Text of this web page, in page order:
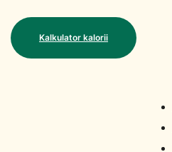
Kalkulator kalorii